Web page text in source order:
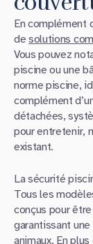
En complément
desolutions
Vous pouvez
piscine ou une
norme piscine,
complément
détachées,
pour entretenir,
existant.
La sécurité
Tous les
conçus pour
garantissant
animaux. En